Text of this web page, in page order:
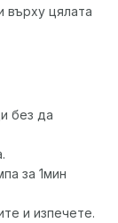
върху цялата
без да
за 1мин
и изпечете.